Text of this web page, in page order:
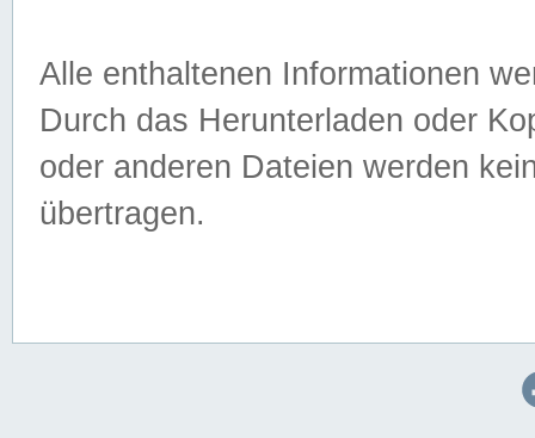
Alle enthaltenen Informationen
Durch das Herunterladen oder
oder anderen Dateien werden
übertragen.